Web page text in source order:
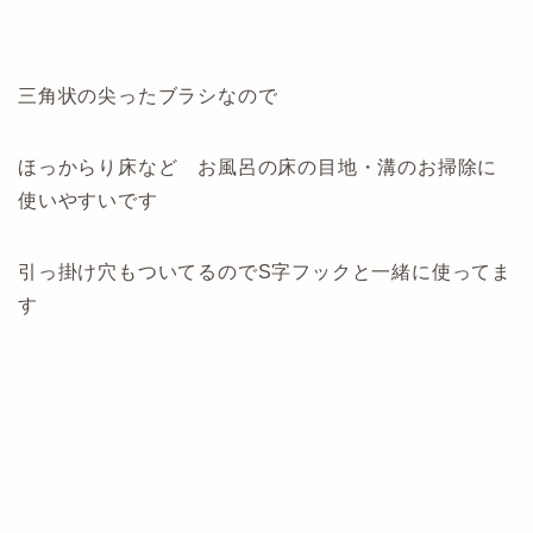
三角状の尖ったブラシなので
ほっからり床など お風呂の床の目地・溝のお掃除に
使いやすいです
引っ掛け穴もついてるのでS字フックと一緒に使ってま
す